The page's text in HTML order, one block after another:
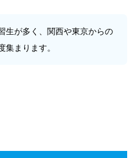
生が多く、関西や東京からの
集まります。